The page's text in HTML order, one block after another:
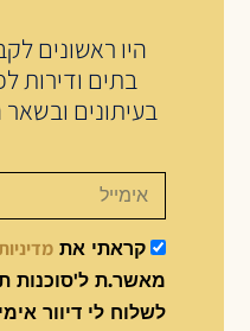
היו ראשונים
בתים ודירות
בעיתונים
קראתי את
מאשר.ת ל'סוכנות
לשלוח לי דיוור